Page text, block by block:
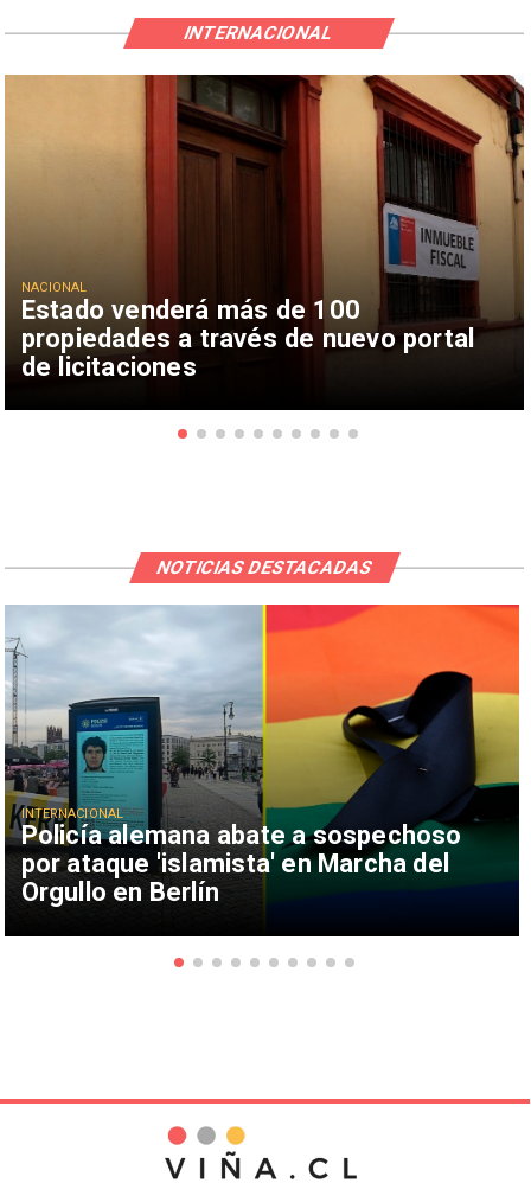
Estado venderá más de 100
propiedades a través de nuevo portal
de licitaciones
NACIONAL
INTERNACIONAL
Policía alemana abate a sospechoso
por ataque 'islamista' en Marcha del
Orgullo en Berlín
INTERNACIONAL
NOTICIAS DESTACADAS